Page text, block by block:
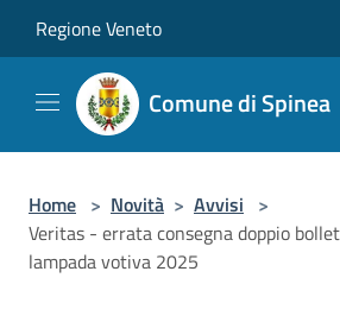
Regione Veneto
Comune di Spinea
Home > Novità > Avvisi >
Veritas - errata consegna doppio
lampada votiva 2025